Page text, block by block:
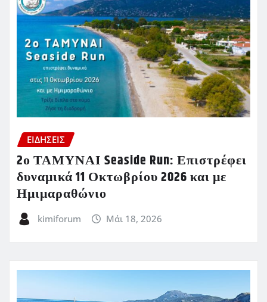
ΕΙΔΗΣΕΙΣ
2ο ΤΑΜΥΝΑΙ Seaside Run: Επιστρέφει
δυναμικά 11 Οκτωβρίου 2026 και με
Ημιμαραθώνιο
kimiforum Μάι 18, 2026